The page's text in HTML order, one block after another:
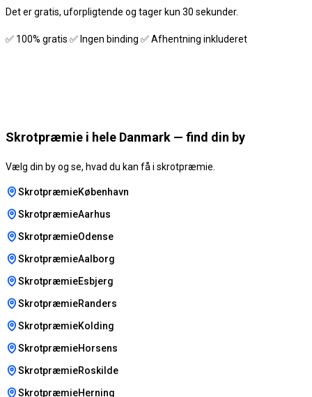
Det er gratis, uforpligtende og tager kun 30 sekunder.
✅ 100% gratis ✅ Ingen binding ✅ Afhentning inkluderet
Skrotpræmie i hele Danmark — find din by
Vælg din by og se, hvad du kan få i skrotpræmie.
SkrotpræmieKøbenhavn
SkrotpræmieAarhus
SkrotpræmieOdense
SkrotpræmieAalborg
SkrotpræmieEsbjerg
SkrotpræmieRanders
SkrotpræmieKolding
SkrotpræmieHorsens
SkrotpræmieRoskilde
SkrotpræmieHerning